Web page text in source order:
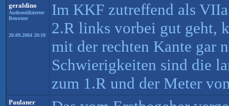
geraldino
Authentifizierter
Benutzer
20.09.2004 20:18
Im KKF zutreffend als
2.R links vorbei gut geht,
mit der rechten Kante gar
Schwierigkeiten sind die
zum 1.R und der Meter
Paulaner